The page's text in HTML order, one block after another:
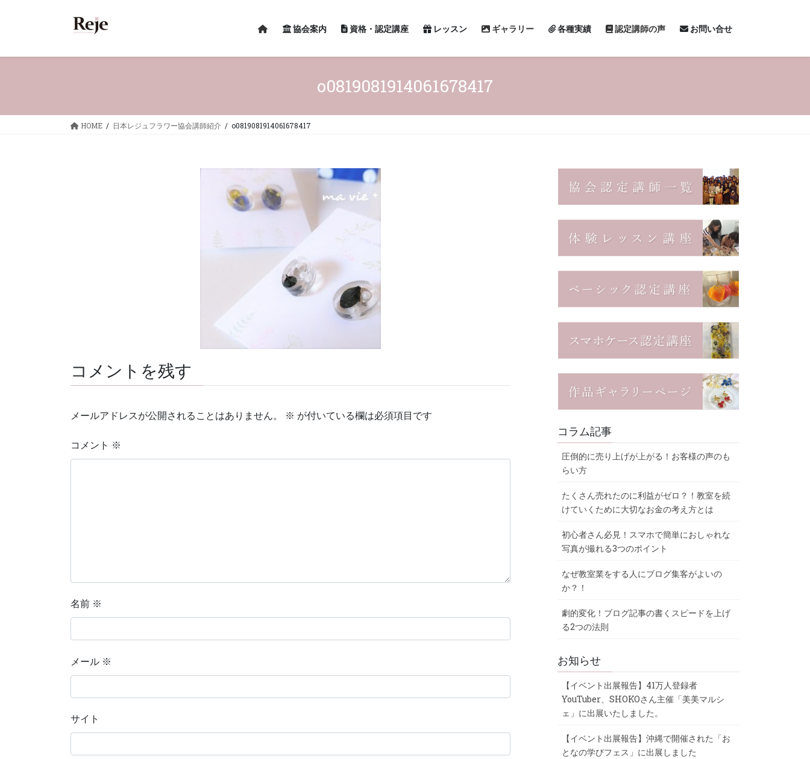
協会案内 資格・認定講座 レッスン ギャラリー 各種実績 認定講師の声 お問い合せ
o0819081914061678417
HOME 日本レジュフラワー協会講師紹介 o0819081914061678417
コメントを残す
メールアドレスが公開されることはありません。 ※ が付いている欄は必須項目です
コメント ※
名前 ※
メール ※
サイト
コラム記事
圧倒的に売り上げが上がる！お客様の声のも
らい方
たくさん売れたのに利益がゼロ？！教室を続
けていくために大切なお金の考え方とは
初心者さん必見！スマホで簡単におしゃれな
写真が撮れる3つのポイント
なぜ教室業をする人にブログ集客がよいの
か？！
劇的変化！ブログ記事の書くスピードを上げ
る2つの法則
お知らせ
【イベント出展報告】41万人登録者
YouTuber、SHOKOさん主催「美美マルシ
ェ」に出展いたしました。
【イベント出展報告】沖縄で開催された「お
となの学びフェス」に出展しました